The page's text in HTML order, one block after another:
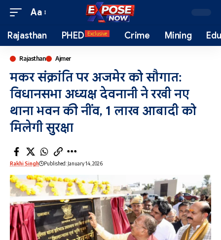
Aa
Rajasthan PHED Exclusive Crime Mining
Rajasthan Ajmer
मकर संक्रांति पर अजमेर को सौगात:
विधानसभा अध्यक्ष देवनानी ने रखी नए
थाना भवन की नींव, 1 लाख आबादी को
मिलेगी सुरक्षा
Rakhi Singh Published: January 14, 2026